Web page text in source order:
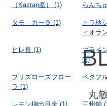
丸
（Kazran産）
(1)
らんち
タモ カー９ (1)
トラ柄
ィオラ
ヒレ長 (1)
ブライ
(2)
プリズローズフロー
ラ (1)
ベタフ
レモン柳出目金 (1) 三州錦